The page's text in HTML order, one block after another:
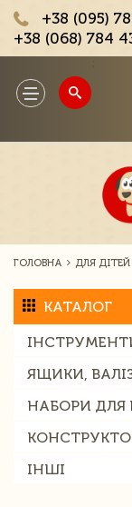
+38 (095)
+38 (068) 784
Toggle
navigation
ГОЛОВНА ДЛЯ ДІТЕЙ
КАТАЛОГ
ЯЩИКИ,
НАБОРИ ДЛЯ
ІНШІ